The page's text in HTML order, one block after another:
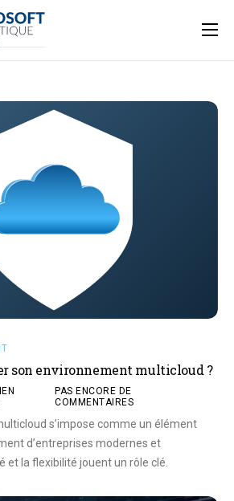
?
son environnement multicloud ?
PAS ENCORE DE
COMMENTAIRES
s’impose comme un élément
d’entreprises modernes et
et la flexibilité jouent un rôle clé.